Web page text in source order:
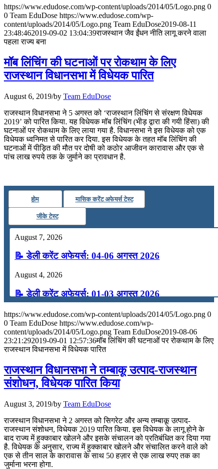
July 31, 2026
📝 डेली करेंट अफेयर्स: 28-31 जुलाई 2026
July 28, 2026
📝 डेली करेंट अफेयर्स: 25-27 जुलाई 2026
July 25, 2026
📝 डेली करेंट अफेयर्स: 22-24 जुलाई 2026
July 22, 2026
📝 डेली करेंट अफेयर्स: 19-21 जुलाई 2026
July 19, 2026
https://www.edudose.com/wp-content/uploads/2014/05/Logo.png 0
0 Team EduDose https://www.edudose.com/wp-
content/uploads/2014/05/Logo.png Team EduDose2019-08-11
23:48:462019-09-02 13:04:39राजस्थान जैव ईंधन नीति लागू करने वाला
पहला राज्य बना
मॉब लिंचिंग की घटनाओं पर रोकथाम के लिए
राजस्थान विधानसभा में विधेयक पारित
August 6, 2019/by Team EduDose
राजस्थान विधानसभा ने 5 अगस्त को ‘राजस्‍थान लिंचिंग से संरक्षण विधेयक
2019’ को पारित किया. यह विधेयक मॉब लिंचिंग (भीड़ द्वारा की गयी हिंसा) की
घटनाओं पर रोकथाम के लिए लाया गया है. विधानसभा ने इस विधेयक को एक
विधेयक ध्वनिमत से पारित कर दिया. इस विधेयक के तहत मॉब लिंचिंग की
घटनाओं में पीड़ित की मौत पर दोषी को कठोर आजीवन कारावास और एक से
पांच लाख रुपये तक के जुर्माने का प्रावधान है.
होम मासिक करेंट अफेयर्स टेस्ट
जीके टेस्ट
August 7, 2026
📝 डेली करेंट अफेयर्स: 04-06 अगस्त 2026
August 4, 2026
📝 डेली करेंट अफेयर्स: 01-03 अगस्त 2026
July 31, 2026
📝 डेली करेंट अफेयर्स: 28-31 जुलाई 2026
July 28, 2026
📝 डेली करेंट अफेयर्स: 25-27 जुलाई 2026
July 25, 2026
📝 डेली करेंट अफेयर्स: 22-24 जुलाई 2026
July 22, 2026
📝 डेली करेंट अफेयर्स: 19-21 जुलाई 2026
July 19, 2026
https://www.edudose.com/wp-content/uploads/2014/05/Logo.png 0
0 Team EduDose https://www.edudose.com/wp-
content/uploads/2014/05/Logo.png Team EduDose2019-08-06
23:21:292019-09-01 12:57:36मॉब लिंचिंग की घटनाओं पर रोकथाम के लिए
राजस्थान विधानसभा में विधेयक पारित
राजस्‍थान विधानसभा ने तम्‍बाकू उत्‍पाद-राजस्‍थान
संशोधन, विधेयक पारित किया
August 3, 2019/by Team EduDose
राजस्‍थान विधानसभा ने 2 अगस्त को सिगरेट और अन्‍य तम्‍बाकू उत्‍पाद-
राजस्‍थान संशोधन, विधेयक 2019 पारित किया. इस विधेयक के लागू होने के
बाद राज्य में हुक्‍काबार खोलने और इसके संचालन को प्रतिबंधित कर दिया गया
है. विधेयक के अनुसार, राज्‍य में हुक्‍काबार खोलने और संचालित करने वाले को
एक से तीन साल के कारावास के साथ 50 हज़ार से एक लाख रुपए तक का
जुर्माना भरना होगा.